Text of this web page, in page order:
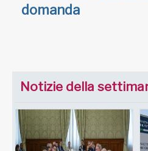
domanda
Notizie della